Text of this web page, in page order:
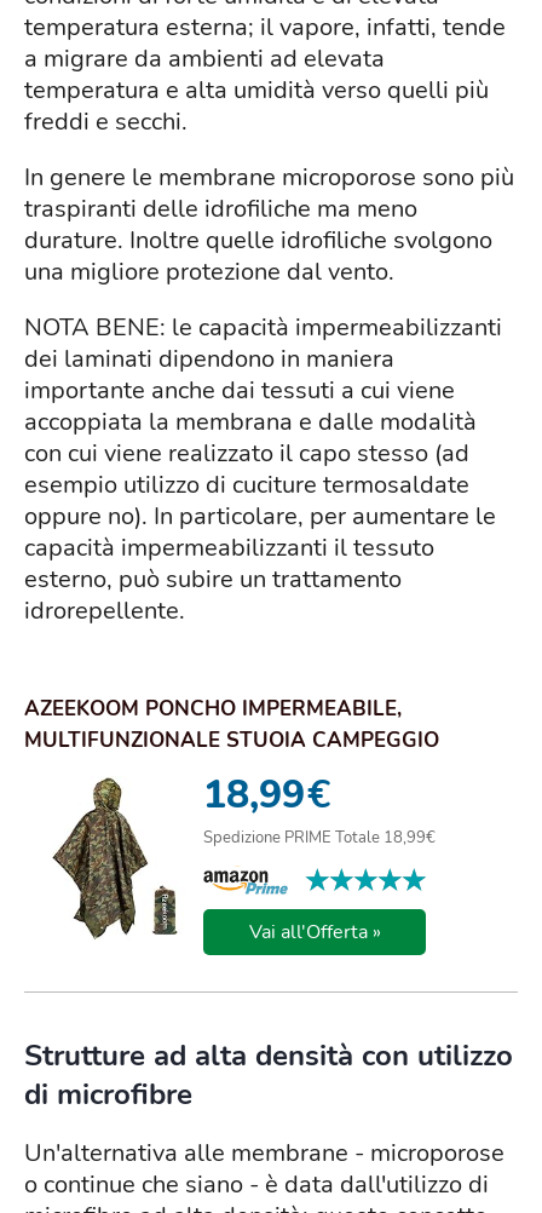
temperatura esterna; il vapore, infatti, tende
a migrare da ambienti ad elevata
temperatura e alta umidità verso quelli più
freddi e secchi.
In genere le membrane microporose sono più
traspiranti delle idrofiliche ma meno
durature. Inoltre quelle idrofiliche svolgono
una migliore protezione dal vento.
NOTA BENE: le capacità impermeabilizzanti
dei laminati dipendono in maniera
importante anche dai tessuti a cui viene
accoppiata la membrana e dalle modalità
con cui viene realizzato il capo stesso (ad
esempio utilizzo di cuciture termosaldate
oppure no). In particolare, per aumentare le
capacità impermeabilizzanti il tessuto
esterno, può subire un trattamento
idrorepellente.
AZEEKOOM PONCHO IMPERMEABILE,
MULTIFUNZIONALE STUOIA CAMPEGGIO
COPERTA DA PICNIC CON SU...
18,99€
Spedizione PRIME Totale 18,99€
★★★★★
★★★★★
Vai all'Offerta »
Strutture ad alta densità con utilizzo
di microfibre
Un'alternativa alle membrane - microporose
o continue che siano - è data dall'utilizzo di